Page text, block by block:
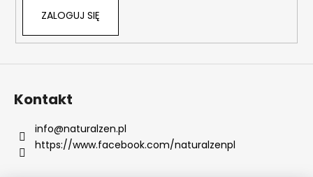
P
ZALOGUJ SIĘ
Kontakt
info@naturalzen.pl
https://www.facebook.com/naturalzenpl